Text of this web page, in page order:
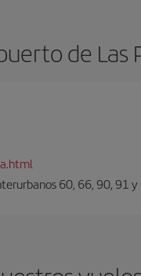
de Las
60, 66, 90, 91